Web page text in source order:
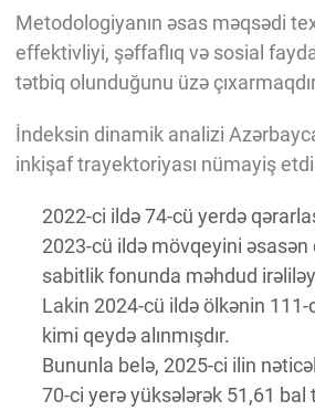
Metodologiyanın əsas məqsədi
effektivliyi, şəffaflıq və sosial
tətbiq olunduğunu üzə
İndeksin dinamik analizi
inkişaf trayektoriyası nümayiş
2022-ci ildə 74-cü yerdə
2023-cü ildə mövqeyini
sabitlik fonunda məhdud
Lakin 2024-cü ildə ölkənin
kimi qeydə alınmışdır.
Bununla belə, 2025-ci ilin
70-ci yerə yüksələrək 51,61